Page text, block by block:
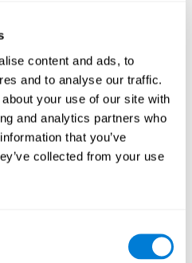
content and ads, to
and to analyse our traffic.
your use of our site with
and analytics partners who
that you’ve
collected from your use
mejorar un gran número de
general.
estudios científicos e
y la importancia de tu
Procesamiento de las